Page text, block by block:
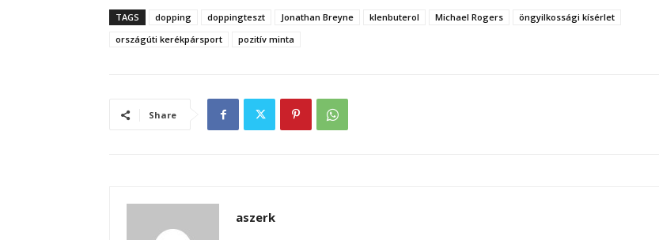
TAGS dopping doppingteszt Jonathan Breyne klenbuterol Michael Rogers
öngyilkossági kísérlet
országúti kerékpársport
pozitív minta
Share
aszerk